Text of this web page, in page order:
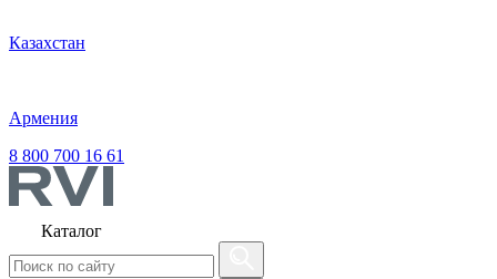
Казахстан
Армения
8 800 700 16 61
Каталог